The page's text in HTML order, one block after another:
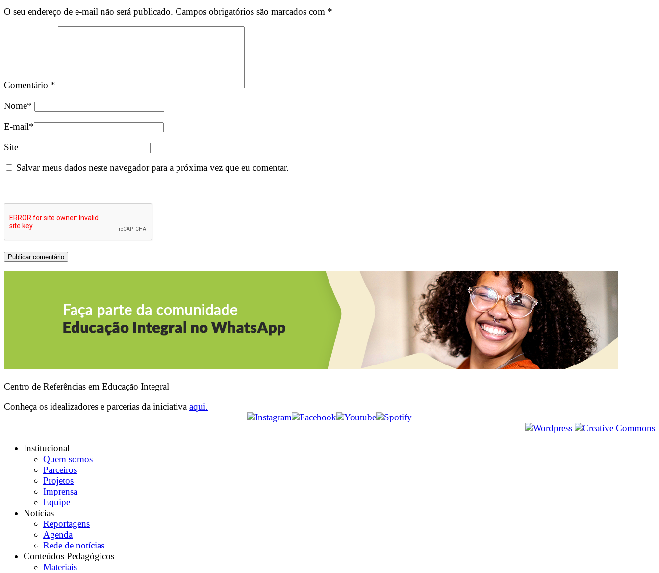
O seu endereço de e-mail não será publicado. Campos obrigatórios são marcados com *
Comentário *
Nome*
E-mail*
Site
Salvar meus dados neste navegador para a próxima vez que eu comentar.
Centro de Referências em Educação Integral
Conheça os idealizadores e parcerias da iniciativa aqui.
Institucional
Quem somos
Parceiros
Projetos
Imprensa
Equipe
Notícias
Reportagens
Agenda
Rede de notícias
Conteúdos Pedagógicos
Materiais